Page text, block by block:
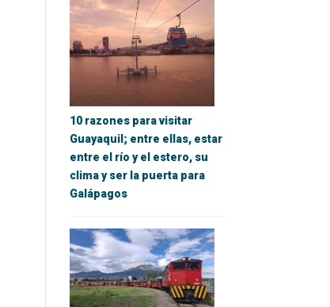
10 razones para visitar
Guayaquil; entre ellas, estar
entre el río y el estero, su
clima y ser la puerta para
Galápagos